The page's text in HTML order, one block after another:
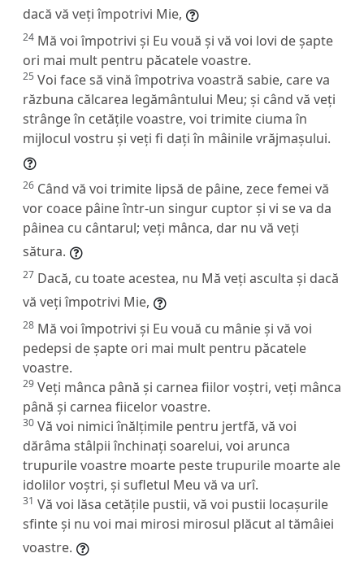
dacă vă veți împotrivi Mie,
24 Mă voi împotrivi și Eu vouă și vă voi lovi de șapte
ori mai mult pentru păcatele voastre.
25 Voi face să vină împotriva voastră sabie, care va
răzbuna călcarea legământului Meu; și când vă veți
strânge în cetățile voastre, voi trimite ciuma în
mijlocul vostru și veți fi dați în mâinile vrăjmașului.
26 Când vă voi trimite lipsă de pâine, zece femei vă
vor coace pâine într-un singur cuptor și vi se va da
pâinea cu cântarul; veți mânca, dar nu vă veți
sătura.
27 Dacă, cu toate acestea, nu Mă veți asculta și dacă
vă veți împotrivi Mie,
28 Mă voi împotrivi și Eu vouă cu mânie și vă voi
pedepsi de șapte ori mai mult pentru păcatele
voastre.
29 Veți mânca până și carnea fiilor voștri, veți mânca
până și carnea fiicelor voastre.
30 Vă voi nimici înălțimile pentru jertfă, vă voi
dărâma stâlpii închinați soarelui, voi arunca
trupurile voastre moarte peste trupurile moarte ale
idolilor voștri, și sufletul Meu vă va urî.
31 Vă voi lăsa cetățile pustii, vă voi pustii locașurile
sfinte și nu voi mai mirosi mirosul plăcut al tămâiei
voastre.